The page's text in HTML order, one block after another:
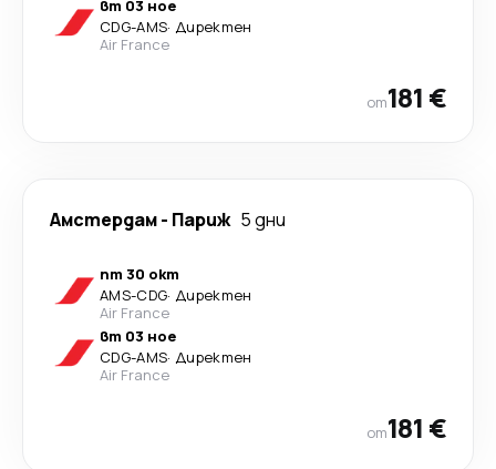
вт 03 ное
CDG-AMS· Директен
Air France
от181 €
Амстердам- Париж 5 дни
пт 30 окт
AMS-CDG· Директен
Air France
вт 03 ное
CDG-AMS· Директен
Air France
от181 €